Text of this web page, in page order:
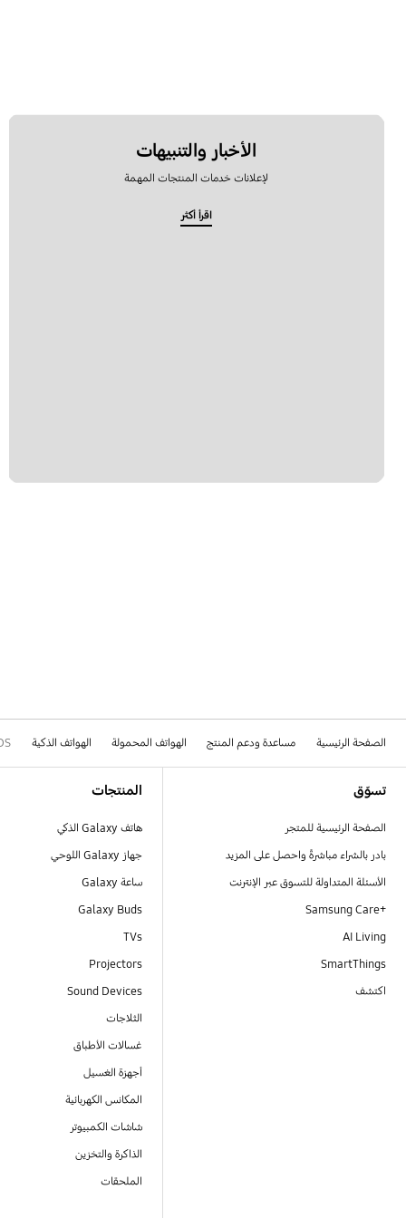
الأخبار والتنبيهات
لإعلانات خدمات المنتجات المهمة
اقرأ أكثر
الصفحة الرئيسية مساعدة ودعم المنتج الهواتف المحمولة الهواتف الذكية
تسوّق
الصفحة الرئيسية للمتجر
بادر بالشراء مباشرةً واحصل على المزيد
الأسئلة المتداولة للتسوق عبر الإنترنت
+Samsung Care
AI Living
SmartThings
اكتشف
المنتجات
هاتف Galaxy الذكي
جهاز Galaxy اللوحي
ساعة Galaxy
Galaxy Buds
TVs
Projectors
Sound Devices
الثلاجات
غسالات الأطباق
أجهزة الغسيل
المكانس الكهربائية
شاشات الكمبيوتر
الذاكرة والتخزين
الملحقات